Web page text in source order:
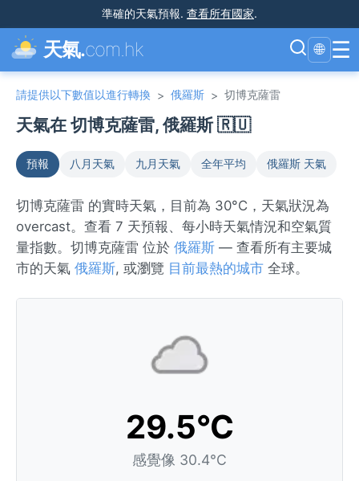
準確的天氣預報. 查看所有國家.
天氣.com.hk 🌐 ☰
請提供以下數值以進行轉換 > 俄羅斯 > 切博克薩雷
天氣在 切博克薩雷, 俄羅斯 🇷🇺
預報 八月天氣 九月天氣 全年平均 俄羅斯 天氣
切博克薩雷 的實時天氣，目前為 30°C，天氣狀況為
overcast。查看 7 天預報、每小時天氣情況和空氣質
量指數。切博克薩雷 位於 俄羅斯 — 查看所有主要城
市的天氣 俄羅斯, 或瀏覽 目前最熱的城市 全球。
29.5°C
感覺像 30.4°C